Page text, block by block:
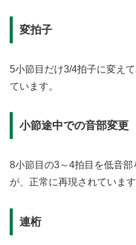
変拍子
5小節目だけ3/4拍子に変え
ています。
小節途中での音部変更
8小節目の3～4拍目を低音
が、正常に再現されています
連桁